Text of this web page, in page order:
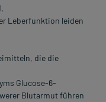
Leberfunktion leiden
die die
Glucose-6-
Blutarmut führen